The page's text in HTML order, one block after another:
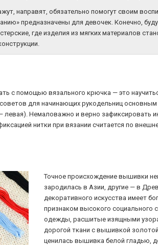
направят, обязательно помогут своим
предназначены для девочек. Конечно,
где изделия из мягких материалов
с помощью вязального крючка — это
для начинающих рукодельниц
левая). Немаловажно и верно зафиксировать
нитки при вязании считается по
Точное происхождение вышивки
зародилась в Азии, другие — в
декоративного искусства имеет
признаком высокого социального
одежды, расшитые изящными
дорогой ткани с вышивкой
ценилась вышивка белой гладью,